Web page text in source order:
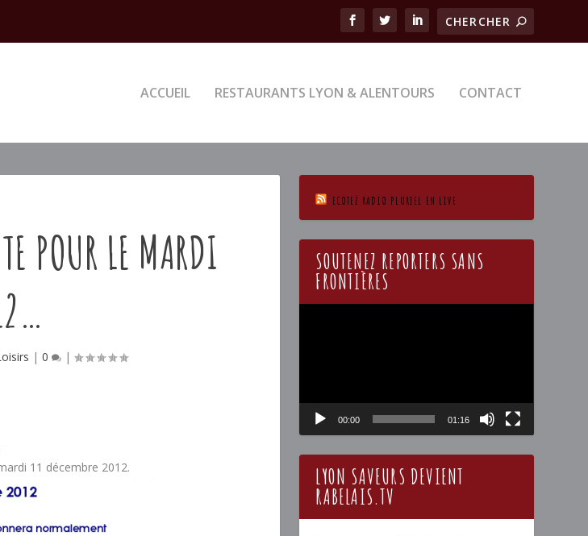
ACCUEIL RESTAURANTS LYON & ALENTOURS CONTACT
POUR LE MARDI
|0 |
11 décembre 2012.
ECOTEZ RADIO PLURIEL EN LIVE
SOUTENEZ REPORTERS SANS
FRONTIÈRES
00:00 01:16
LYON SAVEURS DEVIENT
RABELAIS.TV